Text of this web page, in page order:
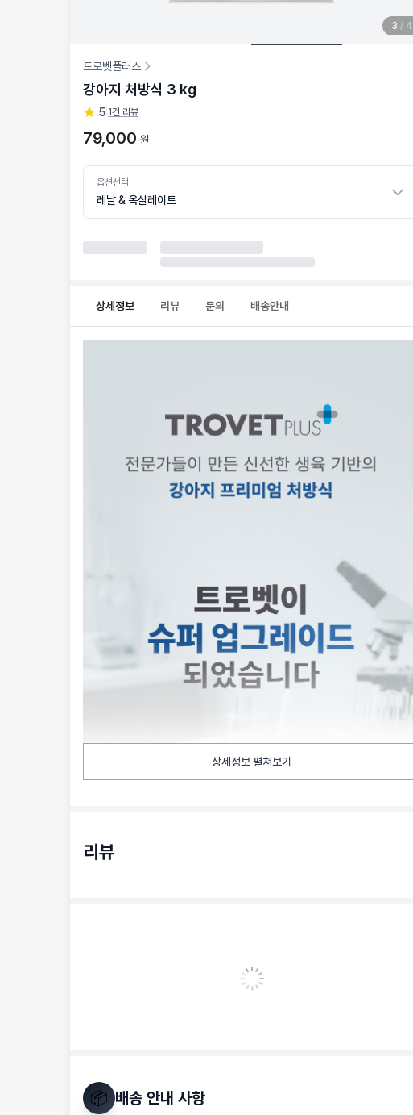
3 / 4
트로벳플러스
강아지 처방식 3 kg
5 1건 리뷰
79,000 원
옵션선택
레날 & 옥살레이트
상세정보 리뷰 문의 배송안내
상세정보 펼쳐보기
리뷰
📦 배송 안내 사항